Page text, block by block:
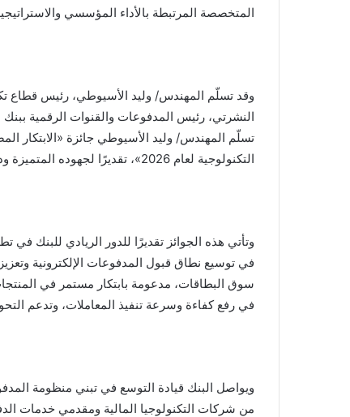
المتخصصة المرتبطة بالأداء المؤسسي
وقد تسلّم المهندس/ وليد الأسيوطي، رئيس قطاع
التكنولوجية لعام 2026»، تقديرًا لجهوده المتميزة ودوره البارز في دعم مسيرة التحول الرقمي.
وتأتي هذه الجوائز تقديرًا للدور الريادي للبنك
في توسيع نطاق قبول المدفوعات الإلكترونية
سوق البطاقات، مدعومة بابتكار مستمر في
في رفع كفاءة وسرعة تنفيذ المعاملات، وتدعم
ويواصل البنك قيادة التوسع في تبني منظومة
من شركات التكنولوجيا المالية ومقدمي خدمات